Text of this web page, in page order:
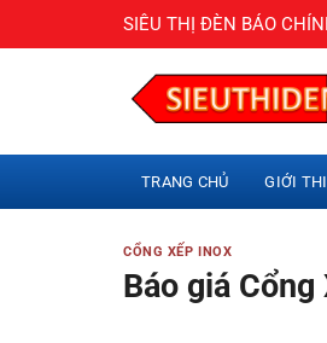
qua
SIÊU THỊ ĐÈN BÁO
TRANG CHỦ GIỚI
CỔNG XẾP INOX
Báo giá Cổng